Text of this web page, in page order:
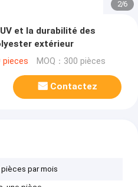
2/6
et la durabilité des
extérieur
pieces MOQ：300 pièces
Contactez
pièces par mois